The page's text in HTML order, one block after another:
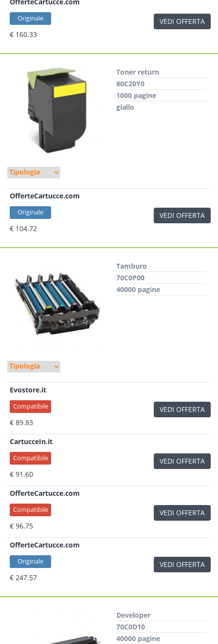
Originale
€ 160.33
VEDI OFFERTA
Toner return
80C20Y0
1000 pagine
giallo
OfferteCartucce.com
Originale
€ 104.72
VEDI OFFERTA
Tamburo
70C0P00
40000 pagine
Evostore.it
Compatibile
€ 89.83
VEDI OFFERTA
CartucceIn.it
Compatibile
€ 91.60
VEDI OFFERTA
OfferteCartucce.com
Compatibile
€ 96.75
VEDI OFFERTA
OfferteCartucce.com
Originale
€ 247.57
VEDI OFFERTA
Developer
70C0D10
40000 pagine